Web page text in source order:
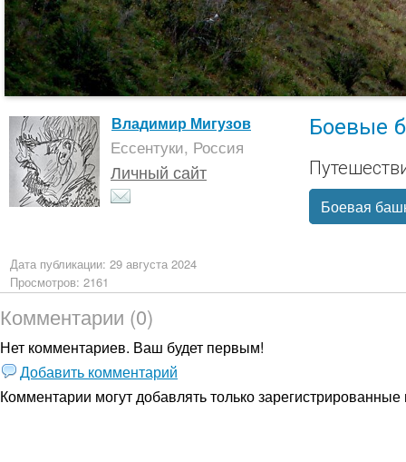
Владимир Мигузов
Ессентуки, Россия
Личный сайт
Боевые
Боевая
Дата публикации: 29 августа 2024
Просмотров: 2161
Комментарии (0)
Нет комментариев. Ваш будет первым!
Добавить комментарий
Комментарии могут добавлять толькозарегистрированные